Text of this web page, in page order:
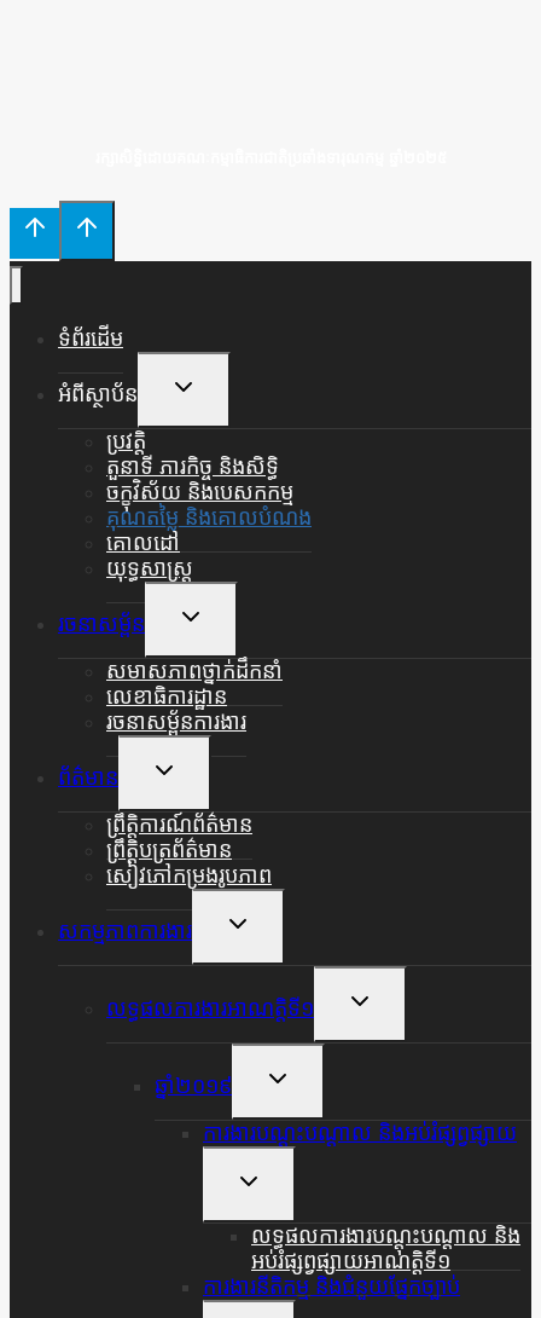
ទំព័រដើម
អំពីស្ថាប័ន
Toggle
Menu
ប្រវត្តិ
តួនាទី ភារកិច្ច និងសិទ្ធិ
ចក្ខុវិស័យ និងបេសកកម្ម
គុណតម្លៃ និងគោលបំណង
គោលដៅ
យុទ្ធសាស្ត្រ
រចនាសម្ព័ន
Toggle
Menu
សមាសភាពថ្នាក់ដឹកនាំ
លេខាធិការដ្ឋាន
រចនាសម្ព័នការងារ
ព័ត៌មាន
Toggle
Menu
ព្រឹត្តិការណ៍ព័ត៌មាន
ព្រឹត្តិបត្រព័ត៌មាន
សៀវភៅកម្រងរូបភាព
សកម្មភាពការងារ
Toggle
Menu
លទ្ធផលការងារអាណត្តិទី១
Toggle
Menu
ឆ្នាំ២០១៩
Toggle
Menu
ការងារបណ្តុះបណ្តាល និងអប់រំផ្សព្វផ្សាយ
Toggle
Menu
លទ្ធផលការងារបណ្តុះបណ្តាល និង
អប់រំផ្សព្វផ្សាយអាណត្តិទី១
ការងារនីតិកម្ម និងជំនួយផ្នែកច្បាប់